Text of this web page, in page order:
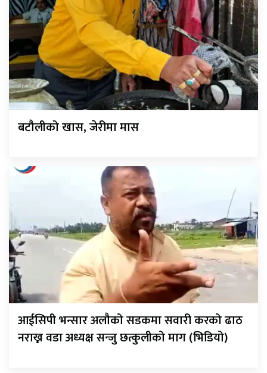
बटौलीको खास, जेरीमा मास
आईसिपी भन्सार अलौको सडकमा सवारी करको ढाठ
नराख्न वडा अध्यक्ष सन्जु छत्कुलीको माग (भिडियो)